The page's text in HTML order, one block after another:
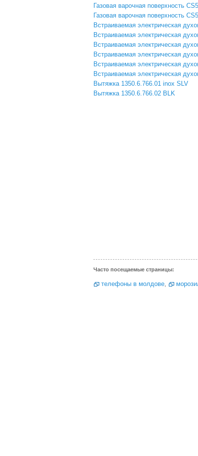
Газовая варочная поверхность
Газовая варочная поверхность
Встраиваемая электрическая
Встраиваемая электрическая
Встраиваемая электрическая
Встраиваемая электрическая
Встраиваемая электрическая
Встраиваемая электрическая
Вытяжка 1350.6.766.01 inox SLV
Вытяжка 1350.6.766.02 BLK
Часто посещаемые страницы:
телефоны в молдове,